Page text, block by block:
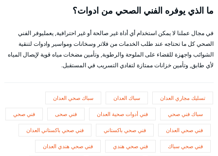
ما الذي يوفره الفني الصحي من ادوات؟
في مجال عملنا لا يمكن استخدام أي أداة غير صالحة أو غير احترافية, يعمليوفر الفني
الصحي كل ما تحتاجه عند طلب الخدمات من فلاتر وسخانات ومواسير وادوات لتنقية
الشوائب واجهزة للقضاء على الملوحة والرطوبة, وتأمين مضخات مياه قوية لإيصال المياه
لأي طابق, وتأمين خزانات ممتازة لتفادي التسريب في المستقبل.
تسليك مجاري العدان سباك العدان سباك صحي العدان
سباك فني صحي فني أدوات صحية العدان فني صحى فني صحي
فني صحي العدان فني صحي باكستاني فني صحي باكستاني العدان
فني صحي سباك فني صحي هندي فني صحي هندي العدان